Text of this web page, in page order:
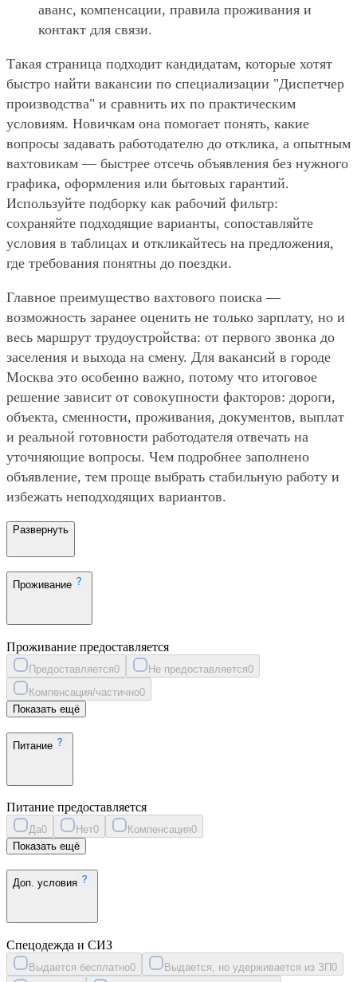
аванс, компенсации, правила проживания и
контакт для связи.
Такая страница подходит кандидатам, которые хотят
быстро найти вакансии по специализации "Диспетчер
производства" и сравнить их по практическим
условиям. Новичкам она помогает понять, какие
вопросы задавать работодателю до отклика, а опытным
вахтовикам — быстрее отсечь объявления без нужного
графика, оформления или бытовых гарантий.
Используйте подборку как рабочий фильтр:
сохраняйте подходящие варианты, сопоставляйте
условия в таблицах и откликайтесь на предложения,
где требования понятны до поездки.
Главное преимущество вахтового поиска —
возможность заранее оценить не только зарплату, но и
весь маршрут трудоустройства: от первого звонка до
заселения и выхода на смену. Для вакансий в городе
Москва это особенно важно, потому что итоговое
решение зависит от совокупности факторов: дороги,
объекта, сменности, проживания, документов, выплат
и реальной готовности работодателя отвечать на
уточняющие вопросы. Чем подробнее заполнено
объявление, тем проще выбрать стабильную работу и
избежать неподходящих вариантов.
Развернуть
Проживание
Проживание предоставляется
Предоставляется0 Не предоставляется0
Компенсация/частично0
Показать ещё
Питание
Питание предоставляется
Да0 Нет0 Компенсация0
Показать ещё
Доп. условия
Спецодежда и СИЗ
Выдается бесплатно0 Выдается, но удерживается из ЗП0